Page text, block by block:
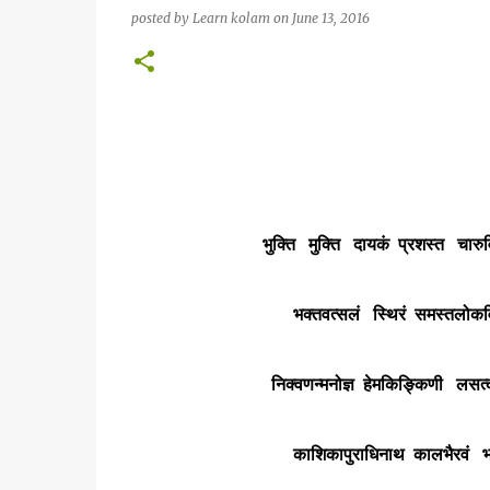
posted by Learn kolam on June 13, 2016
भुक्ति मुक्ति दायकं प्रशस्त
भक्तवत्सलं स्थिरं
निक्वणन्मनोज्ञ हेमकिङ्किणी
काशिकापुराधिनाथ कालभैरवं